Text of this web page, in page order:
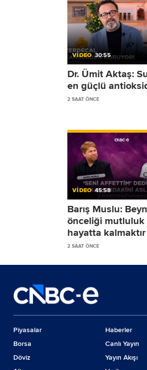
VİDEO 30:55
Dr. Ümit Aktaş:
en güçlü
2 SAAT ÖNCE
VİDEO 45:58
Barış Muslu:
önceliği mutluluk
hayatta kalmaktır
2 SAAT ÖNCE
Piyasalar
Borsa
Döviz
Haberler
Canlı Yayın
Yayın Akışı